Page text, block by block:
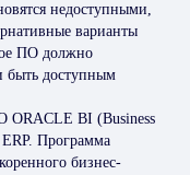
недоступными,
варианты
ПО должно
быть доступным
ORACLE BI (Business
Программа
бизнес-